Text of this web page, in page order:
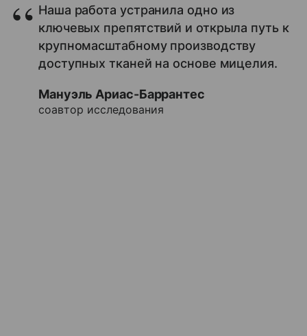
Наша работа устранила одно из
ключевых препятствий и открыла путь к
крупномасштабному производству
доступных тканей на основе мицелия.
Мануэль Ариас-Баррантес
соавтор исследования